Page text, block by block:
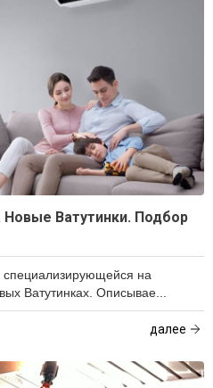
Ватутинки. Подбор
на
Ватутинках. Описывае...
далее